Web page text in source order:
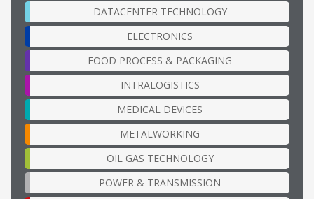
DATACENTER TECHNOLOGY
ELECTRONICS
FOOD PROCESS & PACKAGING
INTRALOGISTICS
MEDICAL DEVICES
METALWORKING
OIL GAS TECHNOLOGY
POWER & TRANSMISSION